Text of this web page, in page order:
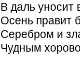
В даль уносит
Осень правит
Серебром и
Чудным